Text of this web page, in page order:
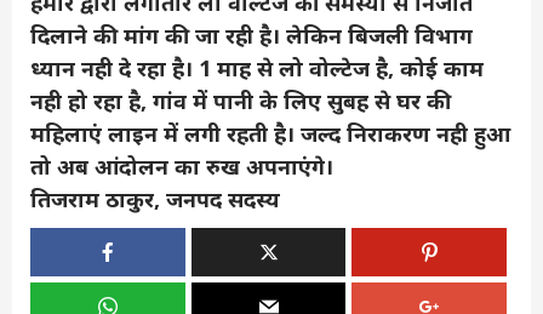
दिलाने की मांग की जा रही है। लेकिन बिजली विभाग
ध्यान नही दे रहा है। 1 माह से लो वोल्टेज है, कोई काम
नही हो रहा है, गांव में पानी के लिए सुबह से घर की
महिलाएं लाइन में लगी रहती है। जल्द निराकरण नही हुआ
तो अब आंदोलन का रुख अपनाएंगे।
तिजराम ठाकुर, जनपद सदस्य